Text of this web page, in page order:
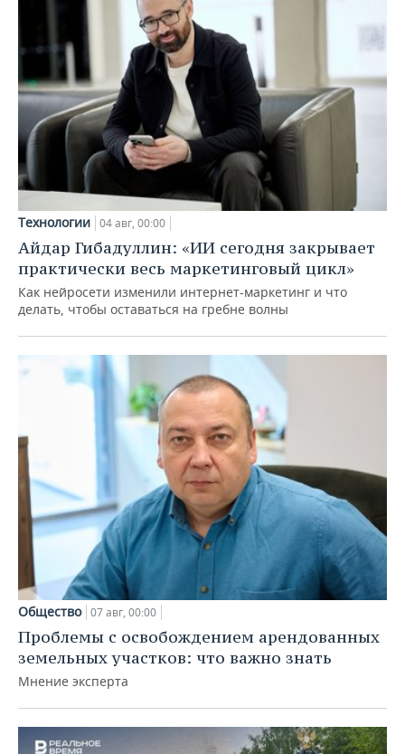
Технологии 04 авг, 00:00
Айдар Гибадуллин: «ИИ сегодня закрывает
практически весь маркетинговый цикл»
Как нейросети изменили интернет-маркетинг и что
делать, чтобы оставаться на гребне волны
Общество 07 авг, 00:00
Проблемы с освобождением арендованных
земельных участков: что важно знать
Мнение эксперта